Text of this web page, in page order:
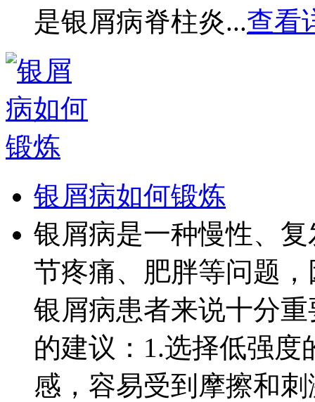
是银屑病脊柱炎...查看
银屑病如何锻炼
银屑病是一种慢性、
节疼痛、肥胖等问题
银屑病患者来说十分
的建议：1.选择低强
感，容易受到摩擦和